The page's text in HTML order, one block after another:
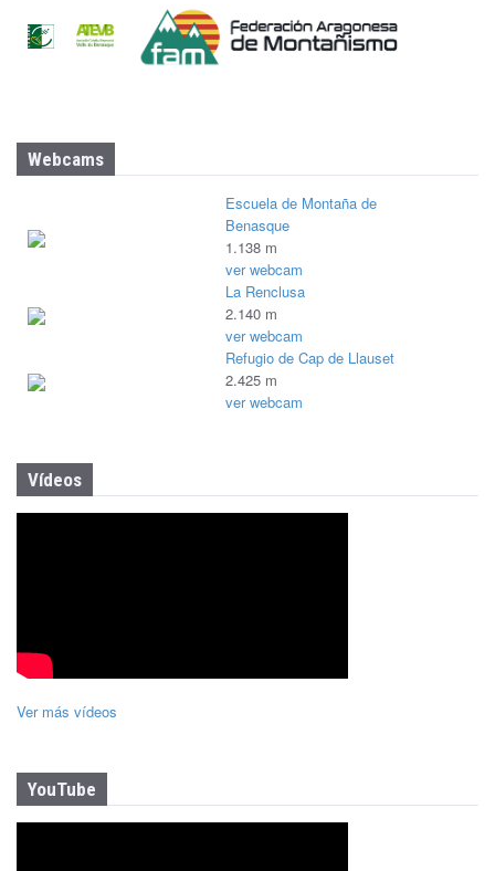
Webcams
Escuela de Montaña de
Benasque
1.138 m
ver webcam
La Renclusa
2.140 m
ver webcam
Refugio de Cap de Llauset
2.425 m
ver webcam
Vídeos
Ver más vídeos
YouTube